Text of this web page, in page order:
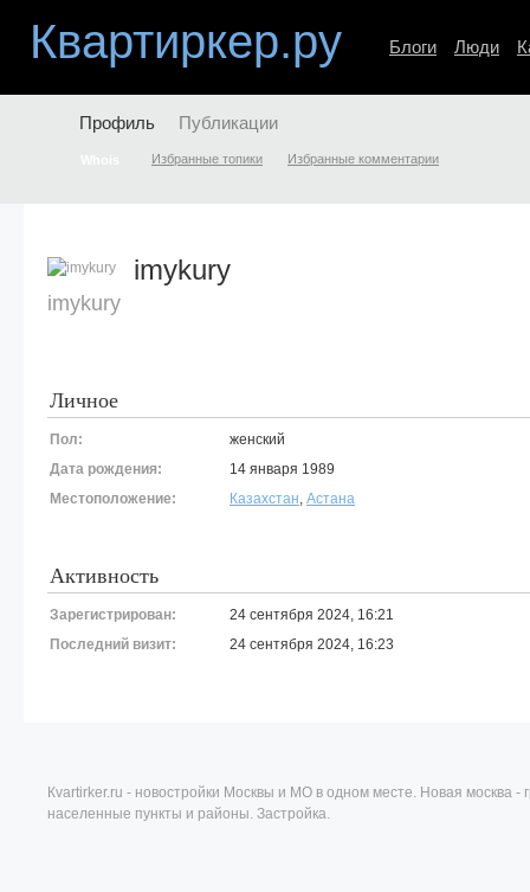
Квартиркер.ру Блоги Люди
Профиль
Избранные топики Избранные комментарии
Публикации
imykury
imykury
Личное
Пол:
женский
Дата рождения:
14 января 1989
Местоположение:
Казахстан, Астана
Активность
Зарегистрирован:
24 сентября 2024, 16:21
Последний визит:
24 сентября 2024, 16:23
Кvartirker.ru - новостройки Москвы и МО в одном месте. Новая москва
населенные пункты и районы. Застройка.